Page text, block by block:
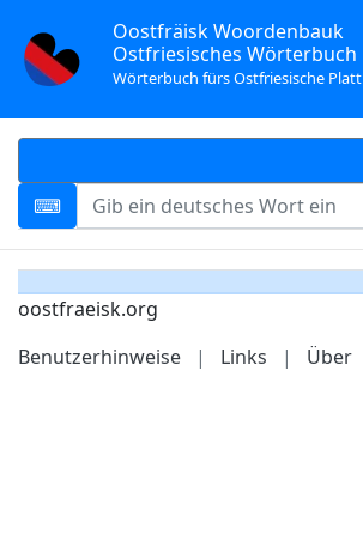
Oostfräisk Woordenbauk
Ostfriesisches Wörterbuch
Wörterbuch fürs Ostfriesische Platt
oostfraeisk.org
Benutzerhinweise
| Links | Über